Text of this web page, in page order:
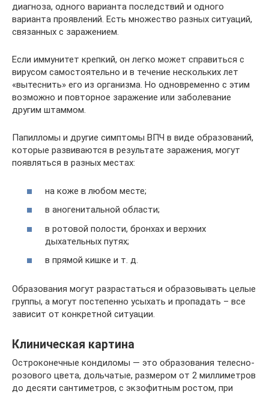
диагноза, одного варианта последствий и одного
варианта проявлений. Есть множество разных ситуаций,
связанных с заражением.
Если иммунитет крепкий, он легко может справиться с
вирусом самостоятельно и в течение нескольких лет
«вытеснить» его из организма. Но одновременно с этим
возможно и повторное заражение или заболевание
другим штаммом.
Папилломы и другие симптомы ВПЧ в виде образований,
которые развиваются в результате заражения, могут
появляться в разных местах:
на коже в любом месте;
в аногенитальной области;
в ротовой полости, бронхах и верхних
дыхательных путях;
в прямой кишке и т. д.
Образования могут разрастаться и образовывать целые
группы, а могут постепенно усыхать и пропадать – все
зависит от конкретной ситуации.
Клиническая картина
Остроконечные кондиломы — это образования телесно-
розового цвета, дольчатые, размером от 2 миллиметров
до десяти сантиметров, с экзофитным ростом, при